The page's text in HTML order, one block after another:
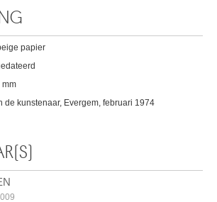
papier
mm
de kunstenaar, Evergem, februari 1974